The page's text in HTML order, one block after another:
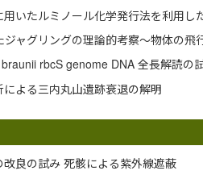
用いたルミノール化学発行法を利用し
ャグリングの理論的考察～物体の飛
rbcS genome DNA 全長解読の
よる三内丸山遺跡衰退の解明
良の試み 死骸による紫外線遮蔽